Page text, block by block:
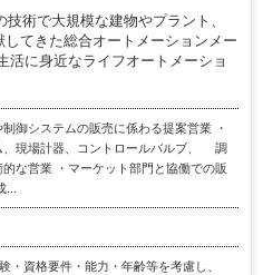
術で大規模な建物やプラント、
てきた総合オートメーションメー
活に身近なライフオートメーショ
御システムの販売に係わる提案営業 ・
、現場計器、コントロールバルブ、 調
な営業 ・マーケット部門と協働での販
・資格要件・能力・年齢等を考慮し、